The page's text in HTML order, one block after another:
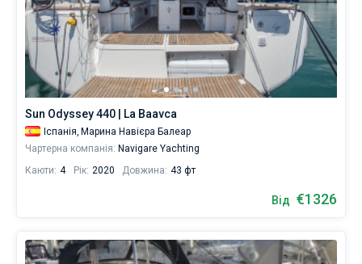
Sun Odyssey 440 | La Baavca
Іспанія, Марина Навієра Балеар
Чартерна компанія: Navigare Yachting
Каюти: 4 Рік: 2020 Довжина: 43 фт
Від €1326